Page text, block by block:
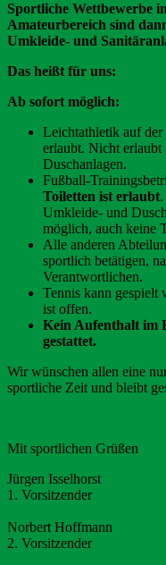
Sportliche Wettbewerbe
Amateurbereich sind
Umkleide- und
Das heißt für uns:
Ab sofort möglich:
Leichtathletik auf der
erlaubt. Nicht
Duschanlagen.
Fußball-
Toiletten ist erlaubt
Umkleide- und
möglich, auch keine
Alle anderen
sportlich betätigen,
Verantwortlichen.
Tennis kann gespielt
ist offen.
Kein Aufenthalt im
gestattet.
Wir wünschen allen eine
sportliche Zeit und bleibt
Mit sportlichen Grüßen
Jürgen Isselhorst
1.
Norbert Hoffmann
2. Vorsitzender